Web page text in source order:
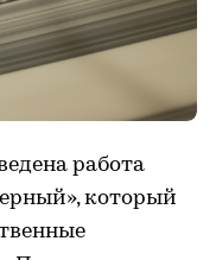
работа
который